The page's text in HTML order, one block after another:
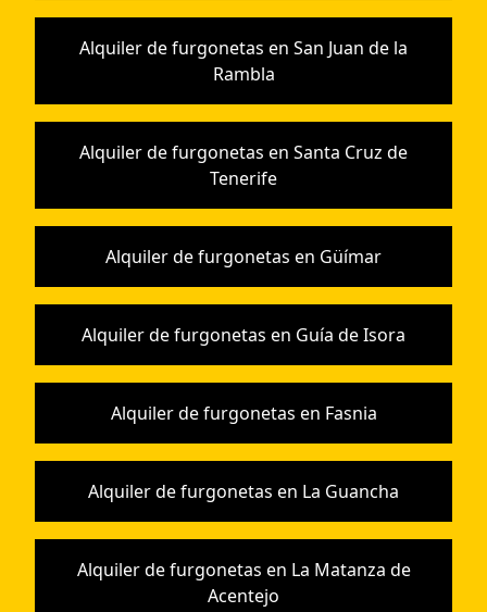
Alquiler de furgonetas en San Juan de la
Rambla
Alquiler de furgonetas en Santa Cruz de
Tenerife
Alquiler de furgonetas en Güímar
Alquiler de furgonetas en Guía de Isora
Alquiler de furgonetas en Fasnia
Alquiler de furgonetas en La Guancha
Alquiler de furgonetas en La Matanza de
Acentejo